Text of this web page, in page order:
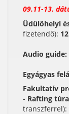
09.11-13.
Üdülőhelyi
fizetendő):
Audio guide:
Egyágyas
Fakultatív
- Rafting túra
transzferrel):